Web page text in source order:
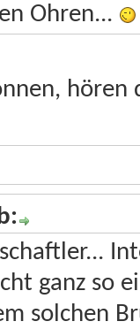
Ohren...
ganz so
solchen